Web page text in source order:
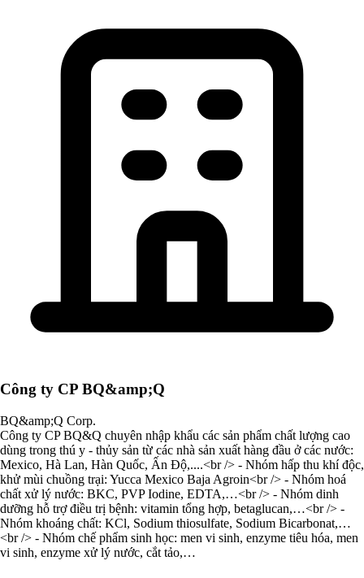
Công ty CP BQ&amp;Q
BQ&amp;Q Corp.
Công ty CP BQ&Q chuyên nhập khẩu các sản phẩm chất lượng cao
dùng trong thú y - thủy sản từ các nhà sản xuất hàng đầu ở các nước:
Mexico, Hà Lan, Hàn Quốc, Ấn Độ,....<br /> - Nhóm hấp thu khí độc,
khử mùi chuồng trại: Yucca Mexico Baja Agroin<br /> - Nhóm hoá
chất xử lý nước: BKC, PVP Iodine, EDTA,…<br /> - Nhóm dinh
dưỡng hỗ trợ điều trị bệnh: vitamin tổng hợp, betaglucan,…<br /> -
Nhóm khoáng chất: KCl, Sodium thiosulfate, Sodium Bicarbonat,…
<br /> - Nhóm chế phẩm sinh học: men vi sinh, enzyme tiêu hóa, men
vi sinh, enzyme xử lý nước, cắt tảo,…